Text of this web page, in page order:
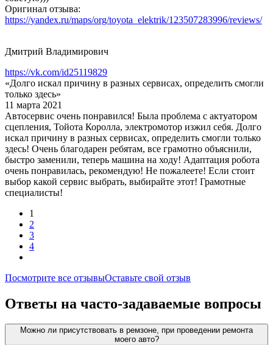
Оригинал отзыва:
https://yandex.ru/maps/org/toyota_elektrik/123507283996/reviews/
Дмитрий Владимирович
https://vk.com/id25119829
«Долго искал причину в разных сервисах, определить смогли
только здесь»
11 марта 2021
Автосервис очень понравился! Была проблема с актуатором
сцепления, Тойота Королла, электромотор изжил себя. Долго
искал причину в разных сервисах, определить смогли только
здесь! Очень благодарен ребятам, все грамотно объяснили,
быстро заменили, теперь машина на ходу! Адаптация робота
очень понравилась, рекомендую! Не пожалеете! Если стоит
выбор какой сервис выбрать, выбирайте этот! Грамотные
специалисты!
1
2
3
4
Посмотрите все отзывыОставьте свой отзыв
Ответы на часто-задаваемые вопросы
Можно ли присутствовать в ремзоне, при проведении ремонта
моего авто?